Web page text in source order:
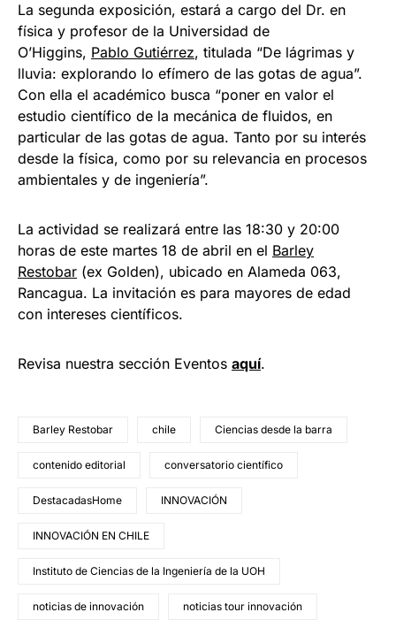
La segunda exposición, estará a cargo del Dr. en
física y profesor de la Universidad de
O’Higgins, Pablo Gutiérrez, titulada “De lágrimas y
lluvia: explorando lo efímero de las gotas de agua”.
Con ella el académico busca “poner en valor el
estudio científico de la mecánica de fluidos, en
particular de las gotas de agua. Tanto por su interés
desde la física, como por su relevancia en procesos
ambientales y de ingeniería”.
La actividad se realizará entre las 18:30 y 20:00
horas de este martes 18 de abril en el Barley
Restobar (ex Golden), ubicado en Alameda 063,
Rancagua. La invitación es para mayores de edad
con intereses científicos.
Revisa nuestra sección Eventos aquí.
Barley Restobar chile Ciencias desde la barra
contenido editorial conversatorio científico
DestacadasHome INNOVACIÓN
INNOVACIÓN EN CHILE
Instituto de Ciencias de la Ingeniería de la UOH
noticias de innovación noticias tour innovación